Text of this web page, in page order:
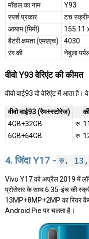
मॉडल का नाम
Y93
स्पर्श प्रकार
टच
आयाम (मिमी)
155.11
बैटरी क्षमता (एमएएच)
4030
रंग की
नेबुला
वीवो Y93 वेरिएंट की कीमत
वीवो वाई93 दो वेरिएंट में आता है।
वीवो वाई93 (रैम+स्टोरेज)
4GB+32GB
रु.
6GB+64GB
रु.
4. जिंदा Y17 - रु.
Vivo Y17 को अप्रैल 2019 में
प्रोसेसर के साथ 6.35-इंच की
13MP+8MP+2MP का रियर
Android Pie पर चलता है।